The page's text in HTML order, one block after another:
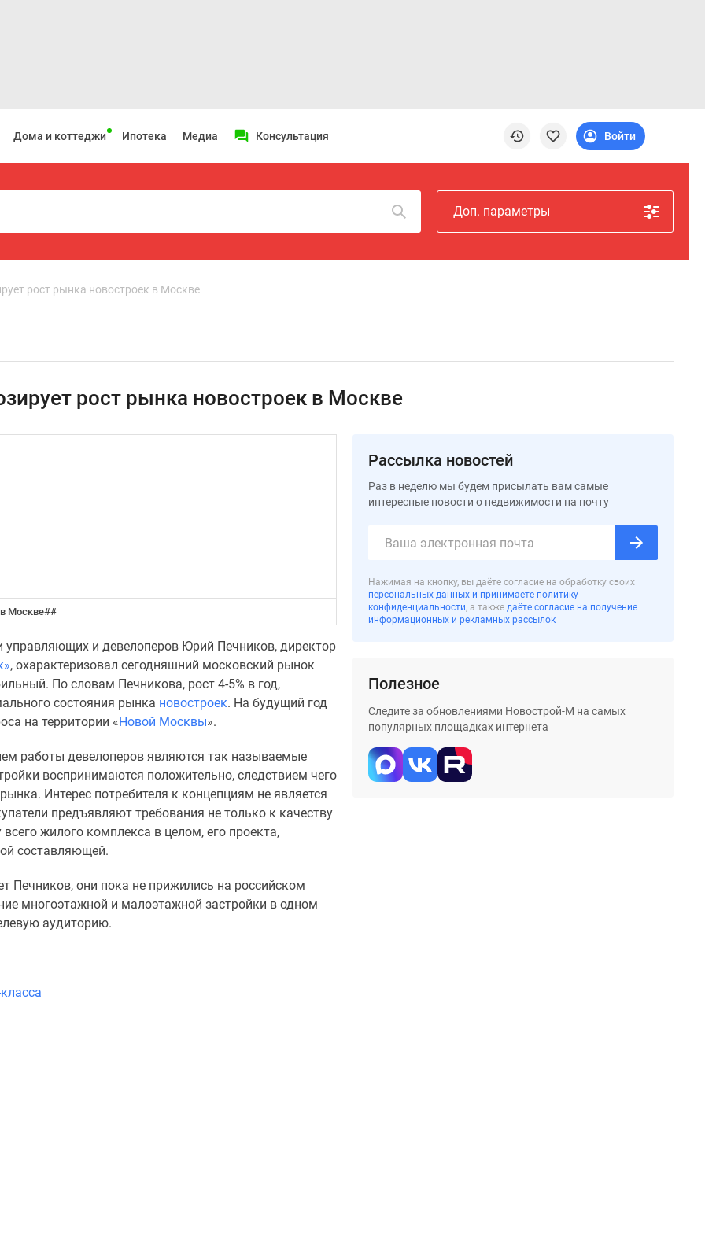
Дома и коттеджи Ипотека Медиа Консультация Войти
Доп. параметры
рост рынка новостроек в Москве
рост рынка новостроек в Москве
в Москве##
управляющих и девелоперов Юрий Печников, директор
, охарактеризовал сегодняшний московский рынок
По словам Печникова, рост 4-5% в год,
состояния рынка новостроек. На будущий год
на территории «Новой Москвы».
работы девелоперов являются так называемые
воспринимаются положительно, следствием чего
Интерес потребителя к концепциям не является
предъявляют требования не только к качеству
жилого комплекса в целом, его проекта,
составляющей.
Печников, они пока не прижились на российском
многоэтажной и малоэтажной застройки в одном
аудиторию.
Рассылка новостей
Раз в неделю мы будем присылать вам самые
интересные новости о недвижимости на почту
Нажимая на кнопку, вы даёте согласие на обработку своих
персональных данных и принимаете политику
конфиденциальности, а также даёте согласие на получение
информационных и рекламных рассылок
Полезное
Следите за обновлениями Новострой-М на самых
популярных площадках интернета